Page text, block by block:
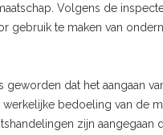
Volgens de
gebruik te maken van
dat het aangaan
bedoeling van de
zijn aangegaan